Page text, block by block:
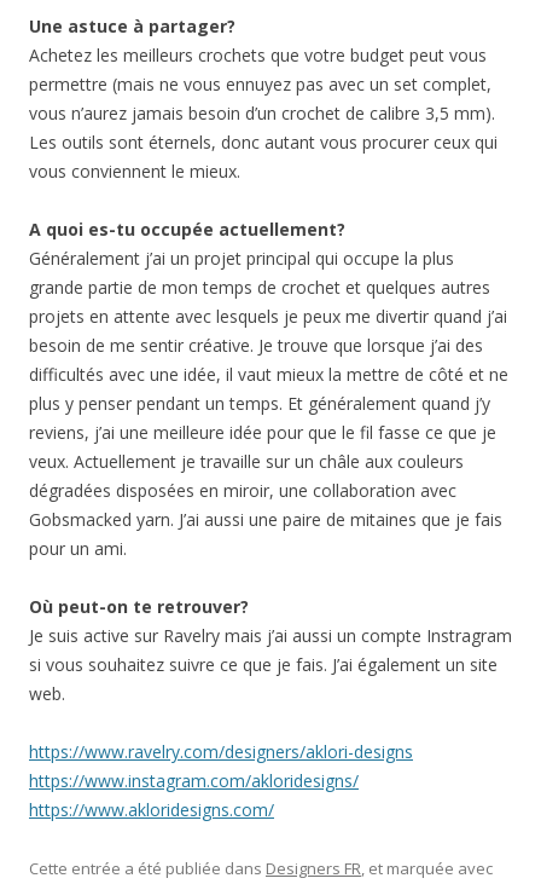
Une astuce à partager?
Achetez les meilleurs crochets que votre budget peut vous
permettre (mais ne vous ennuyez pas avec un set complet,
vous n’aurez jamais besoin d’un crochet de calibre 3,5 mm).
Les outils sont éternels, donc autant vous procurer ceux qui
vous conviennent le mieux.
A quoi es-tu occupée actuellement?
Généralement j’ai un projet principal qui occupe la plus
grande partie de mon temps de crochet et quelques autres
projets en attente avec lesquels je peux me divertir quand j’ai
besoin de me sentir créative. Je trouve que lorsque j’ai des
difficultés avec une idée, il vaut mieux la mettre de côté et ne
plus y penser pendant un temps. Et généralement quand j’y
reviens, j’ai une meilleure idée pour que le fil fasse ce que je
veux. Actuellement je travaille sur un châle aux couleurs
dégradées disposées en miroir, une collaboration avec
Gobsmacked yarn. J’ai aussi une paire de mitaines que je fais
pour un ami.
Où peut-on te retrouver?
Je suis active sur Ravelry mais j’ai aussi un compte Instragram
si vous souhaitez suivre ce que je fais. J’ai également un site
web.
https://www.ravelry.com/designers/aklori-designs
https://www.instagram.com/akloridesigns/
https://www.akloridesigns.com/
Cette entrée a été publiée dans Designers FR, et marquée avec